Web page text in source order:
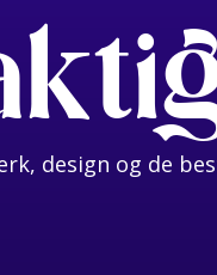
design og de